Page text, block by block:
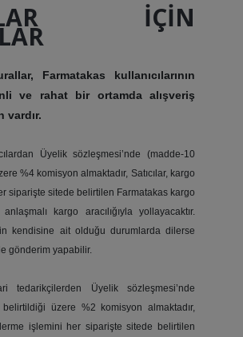
İÇİN
Farmatakas kullanıcılarının
ve rahat bir ortamda alışveriş
vardır.
Üyelik sözleşmesi’nde (madde-10
%4 komisyon almaktadır, Satıcılar, kargo
siparişte sitede belirtilen Farmatakas kargo
kargo aracılığıyla yollayacaktır.
kendisine ait olduğu durumlarda dilerse
gönderim yapabilir.
tedarikçilerden Üyelik sözleşmesi’nde
üzere %2 komisyon almaktadır,
işlemini her siparişte sitede belirtilen